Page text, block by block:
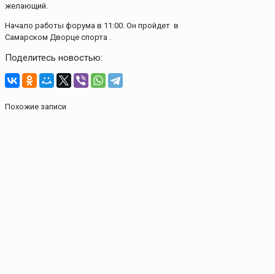
желающий.
Начало работы форума в 11:00. Он пройдет в
Самарском Дворце спорта .
Поделитесь новостью:
Похожие записи